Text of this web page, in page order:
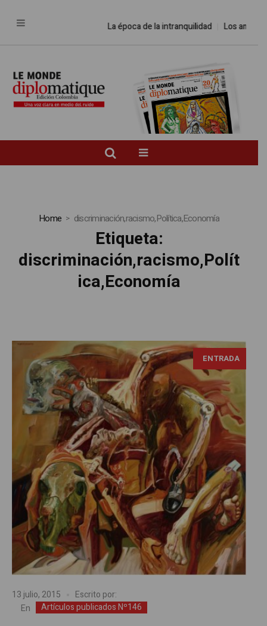
La época de la intranquilidad Los amos
Home discriminación,racismo,Política,Economía
Etiqueta:
discriminación,racismo,Polít
ica,Economía
ENTRADA
13 julio, 2015
Escrito por:
En
Artículos publicados Nº146